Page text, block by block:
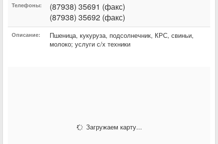
Телефоны:
(87938) 35691 (факс)
(87938) 35692 (факс)
Описание:
Пшеница, кукуруза, подсолнечник, КРС, свиньи,
молоко; услуги с/х техники
Загружаем карту...